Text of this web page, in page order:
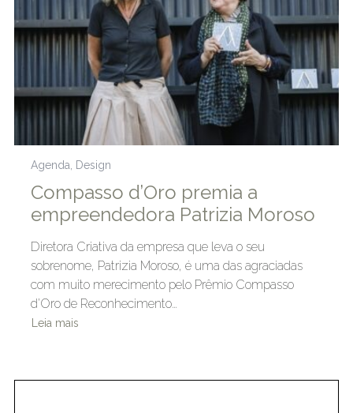
Agenda Design
Compasso d’Oro premia a
empreendedora Patrizia Moroso
Diretora Criativa da empresa que leva o seu
sobrenome, Patrizia Moroso, é uma das agraciadas
com muito merecimento pelo Prêmio Compasso
d’Oro de Reconhecimento…
Leia mais